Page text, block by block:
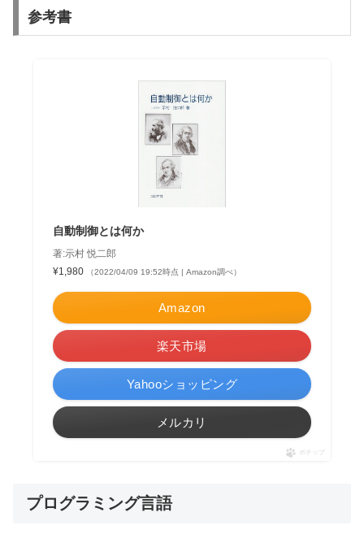
参考書
自動制御とは何か
著:示村 悦二郎
¥1,980
（2022/04/09 19:52時点 | Amazon調べ）
Amazon
楽天市場
Yahooショッピング
メルカリ
ポチップ
プログラミング言語